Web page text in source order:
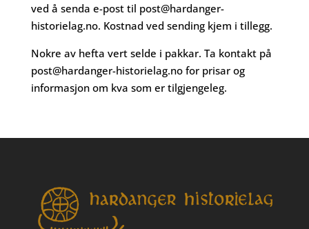
ved å senda e-post til post@hardanger-
historielag.no. Kostnad ved sending kjem i tillegg.
Nokre av hefta vert selde i pakkar. Ta kontakt på
post@hardanger-historielag.nofor prisar og
informasjon om kva som er tilgjengeleg.